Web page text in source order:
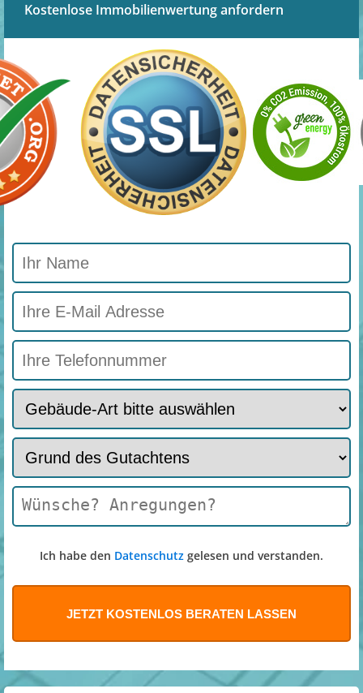
Kostenlose Immobilienwertung anfordern
Ich habe den Datenschutz gelesen und verstanden.